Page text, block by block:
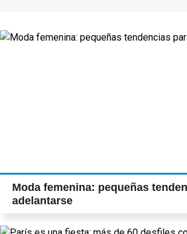
Moda femenina: pequeñas
adelantarse